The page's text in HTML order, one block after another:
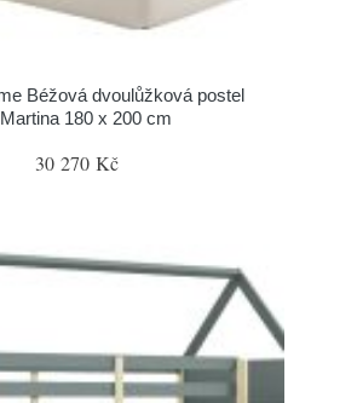
Béžová dvoulůžková postel
Martina 180 x 200 cm
30 270 Kč